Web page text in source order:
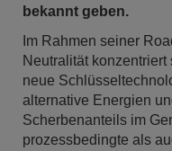
bekannt geben.
Im Rahmen seiner
Neutralität
neue
alternative Energien
Scherbenanteils im
prozessbedingte als